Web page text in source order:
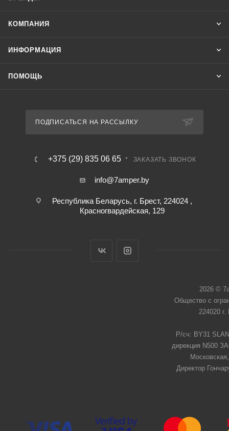
КОМПАНИЯ
ИНФОРМАЦИЯ
ПОМОЩЬ
ПОДПИСАТЬСЯ НА РАССЫЛКУ
+375 (29) 835 06 65 ЗАКАЗАТЬ ЗВОНОК
info@7amper.by
Республика Беларусь, г. Брест, 224024 ,
Красногвардейская, 129
2026 ©
Общество с
224020
Р/сч: BY31
дирекция N500
Директор